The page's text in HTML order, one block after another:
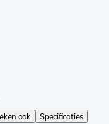
ook
Specificaties